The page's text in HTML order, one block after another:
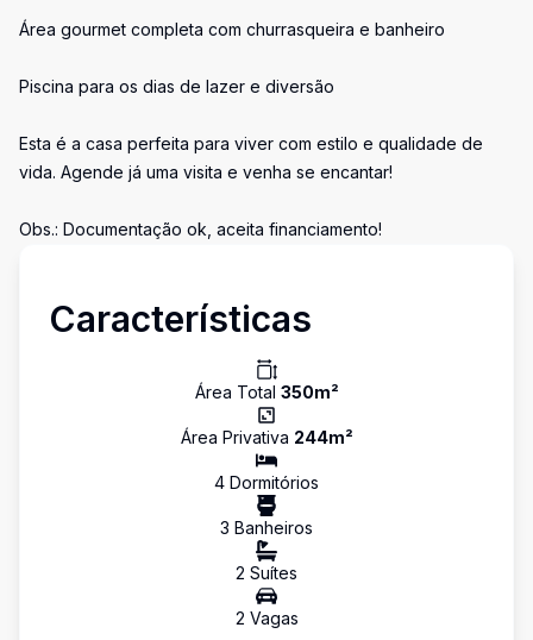
Área gourmet completa com churrasqueira e banheiro
Piscina para os dias de lazer e diversão
Esta é a casa perfeita para viver com estilo e qualidade de
vida. Agende já uma visita e venha se encantar!
Obs.: Documentação ok, aceita financiamento!
Características
Área Total 350m²
Área Privativa 244m²
4 Dormitórios
3 Banheiros
2 Suítes
2 Vagas